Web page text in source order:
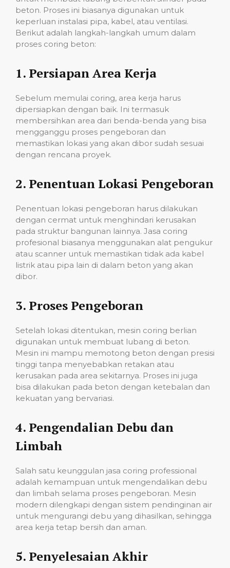
beton. Proses ini biasanya digunakan untuk
keperluan instalasi pipa, kabel, atau ventilasi.
Berikut adalah langkah-langkah umum dalam
proses coring beton:
1. Persiapan Area Kerja
Sebelum memulai coring, area kerja harus
dipersiapkan dengan baik. Ini termasuk
membersihkan area dari benda-benda yang bisa
mengganggu proses pengeboran dan
memastikan lokasi yang akan dibor sudah sesuai
dengan rencana proyek.
2. Penentuan Lokasi Pengeboran
Penentuan lokasi pengeboran harus dilakukan
dengan cermat untuk menghindari kerusakan
pada struktur bangunan lainnya. Jasa coring
profesional biasanya menggunakan alat pengukur
atau scanner untuk memastikan tidak ada kabel
listrik atau pipa lain di dalam beton yang akan
dibor.
3. Proses Pengeboran
Setelah lokasi ditentukan, mesin coring berlian
digunakan untuk membuat lubang di beton.
Mesin ini mampu memotong beton dengan presisi
tinggi tanpa menyebabkan retakan atau
kerusakan pada area sekitarnya. Proses ini juga
bisa dilakukan pada beton dengan ketebalan dan
kekuatan yang bervariasi.
4. Pengendalian Debu dan
Limbah
Salah satu keunggulan jasa coring professional
adalah kemampuan untuk mengendalikan debu
dan limbah selama proses pengeboran. Mesin
modern dilengkapi dengan sistem pendinginan air
untuk mengurangi debu yang dihasilkan, sehingga
area kerja tetap bersih dan aman.
5. Penyelesaian Akhir